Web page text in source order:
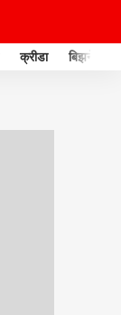
क्रीडा बिझनेस